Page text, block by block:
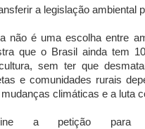
a legislação ambiental
não é uma escolha entre
que o Brasil ainda tem
sem ter que
e comunidades rurais
climáticas e a luta
a petição para